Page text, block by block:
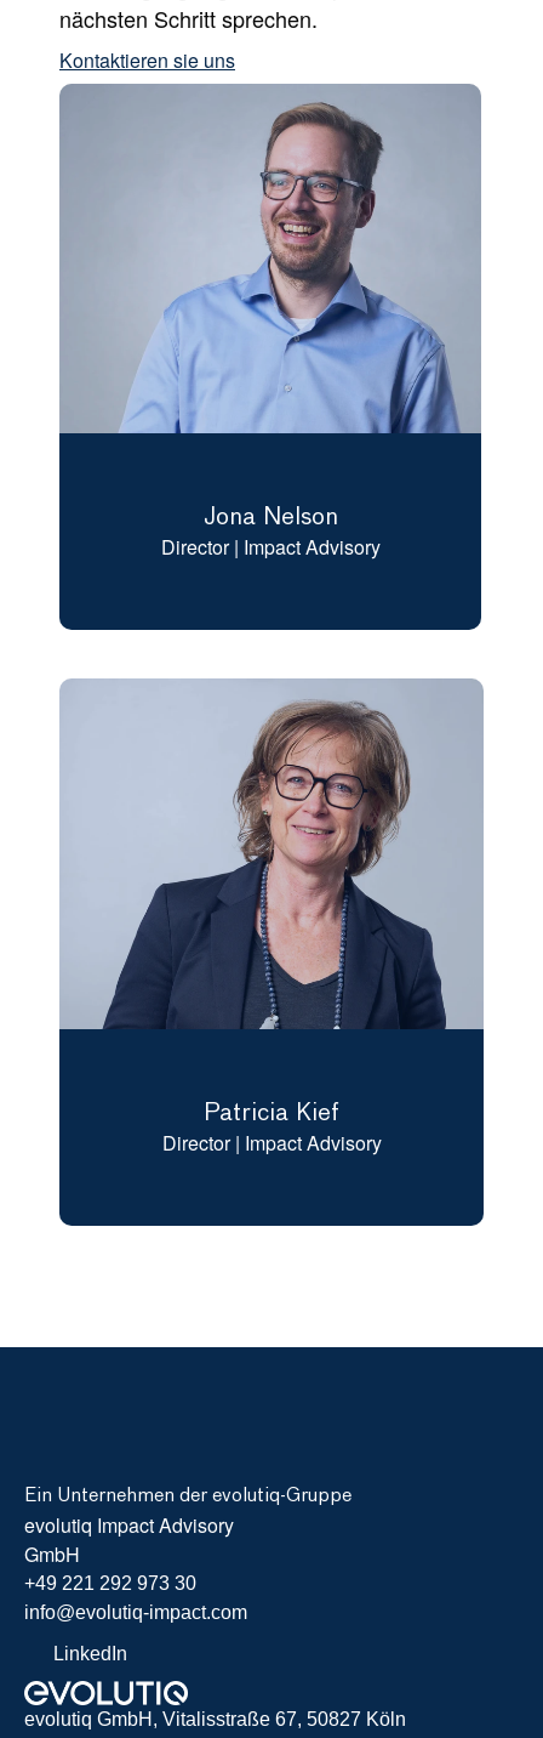
nächsten Schritt sprechen.
Kontaktieren sie uns
Jona Nelson
Director | Impact Advisory
Patricia Kief
Director | Impact Advisory
evolutiq Impact Advisory
GmbH
+49 221 292 973 30
info@evolutiq-impact.com
LinkedIn
Ein Unternehmen der evolutiq-Gruppe
evolutiq GmbH, Vitalisstraße 67, 50827 Köln